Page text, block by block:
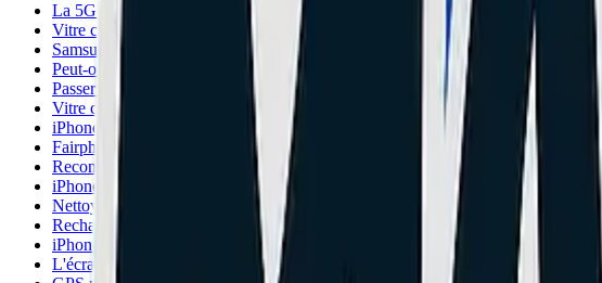
La 5G vide-t-elle la batterie ? La vérité technique.
Vitre caméra Google Pixel (7/8) qui explose : Défaut ou Choc ?
Samsung Z Flip / Fold : L'écran se coupe au milieu. Que faire ?
Peut-on réparer un téléphone étanche (Crosscall, Blackview) ?
Passer d'Android à iPhone : Comment ne RIEN perdre (même WhatsApp) ?
Vitre caméra cassée et taches noires : Nettoyage ou Remplacement ?
iPhone 14 et 15 : La vitre arrière se change enfin facilement !
Fairphone 5 : Le seul téléphone réparable à 100% ?
Reconditionné (BackMarket) vs Occasion (LeBonCoin) : Le piège.
iPhone 11 : L'écran devient fou ? Vérifiez votre numéro de série !
Nettoyer ses haut-parleurs : Patafix ou Alcool ? (Danger)
Recharge sans fil HS après changement vitre arrière ? Le diagnostic.
iPhone qui fait un bruit métallique quand il vibre ?
L'écran reste allumé en appel ? Attention à Face ID !